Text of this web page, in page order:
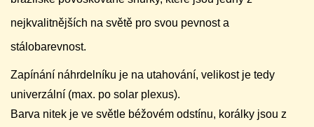
nejkvalitnějších na světě pro svou pevnost a
stálobarevnost.
Zapínání náhrdelníku je na utahování, velikost je tedy
univerzální (max. po solar plexus).
Barva nitek je ve světle béžovém odstínu, korálky jsou z